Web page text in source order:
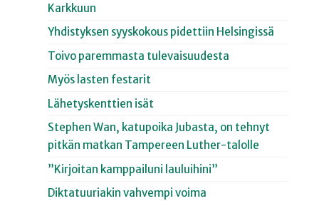
Karkkuun
Yhdistyksen syyskokous pidettiin Helsingissä
Toivo paremmasta tulevaisuudesta
Myös lasten festarit
Lähetyskenttien isät
Stephen Wan, katupoika Jubasta, on tehnyt
pitkän matkan Tampereen Luther-talolle
”Kirjoitan kamppailuni lauluihini”
Diktatuuriakin vahvempi voima